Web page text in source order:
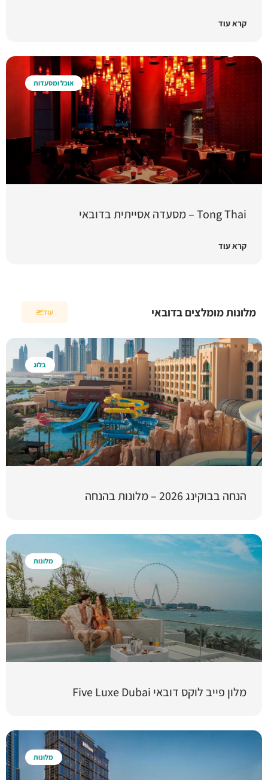
קרא עוד
אוכל ומסעדות
Tong Thai – מסעדה אסייתית בדובאי
קרא עוד
מלונות מומלצים בדובאי עוד
בלוג
הנחה בבוקינג 2026 – מלונות בהנחה
מלונות
מלון פייב לוקס דובאי Five Luxe Dubai
מלונות